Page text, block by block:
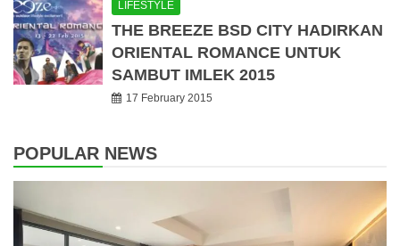
LIFESTYLE
THE BREEZE BSD CITY HADIRKAN
ORIENTAL ROMANCE UNTUK
SAMBUT IMLEK 2015
17 February 2015
POPULAR NEWS